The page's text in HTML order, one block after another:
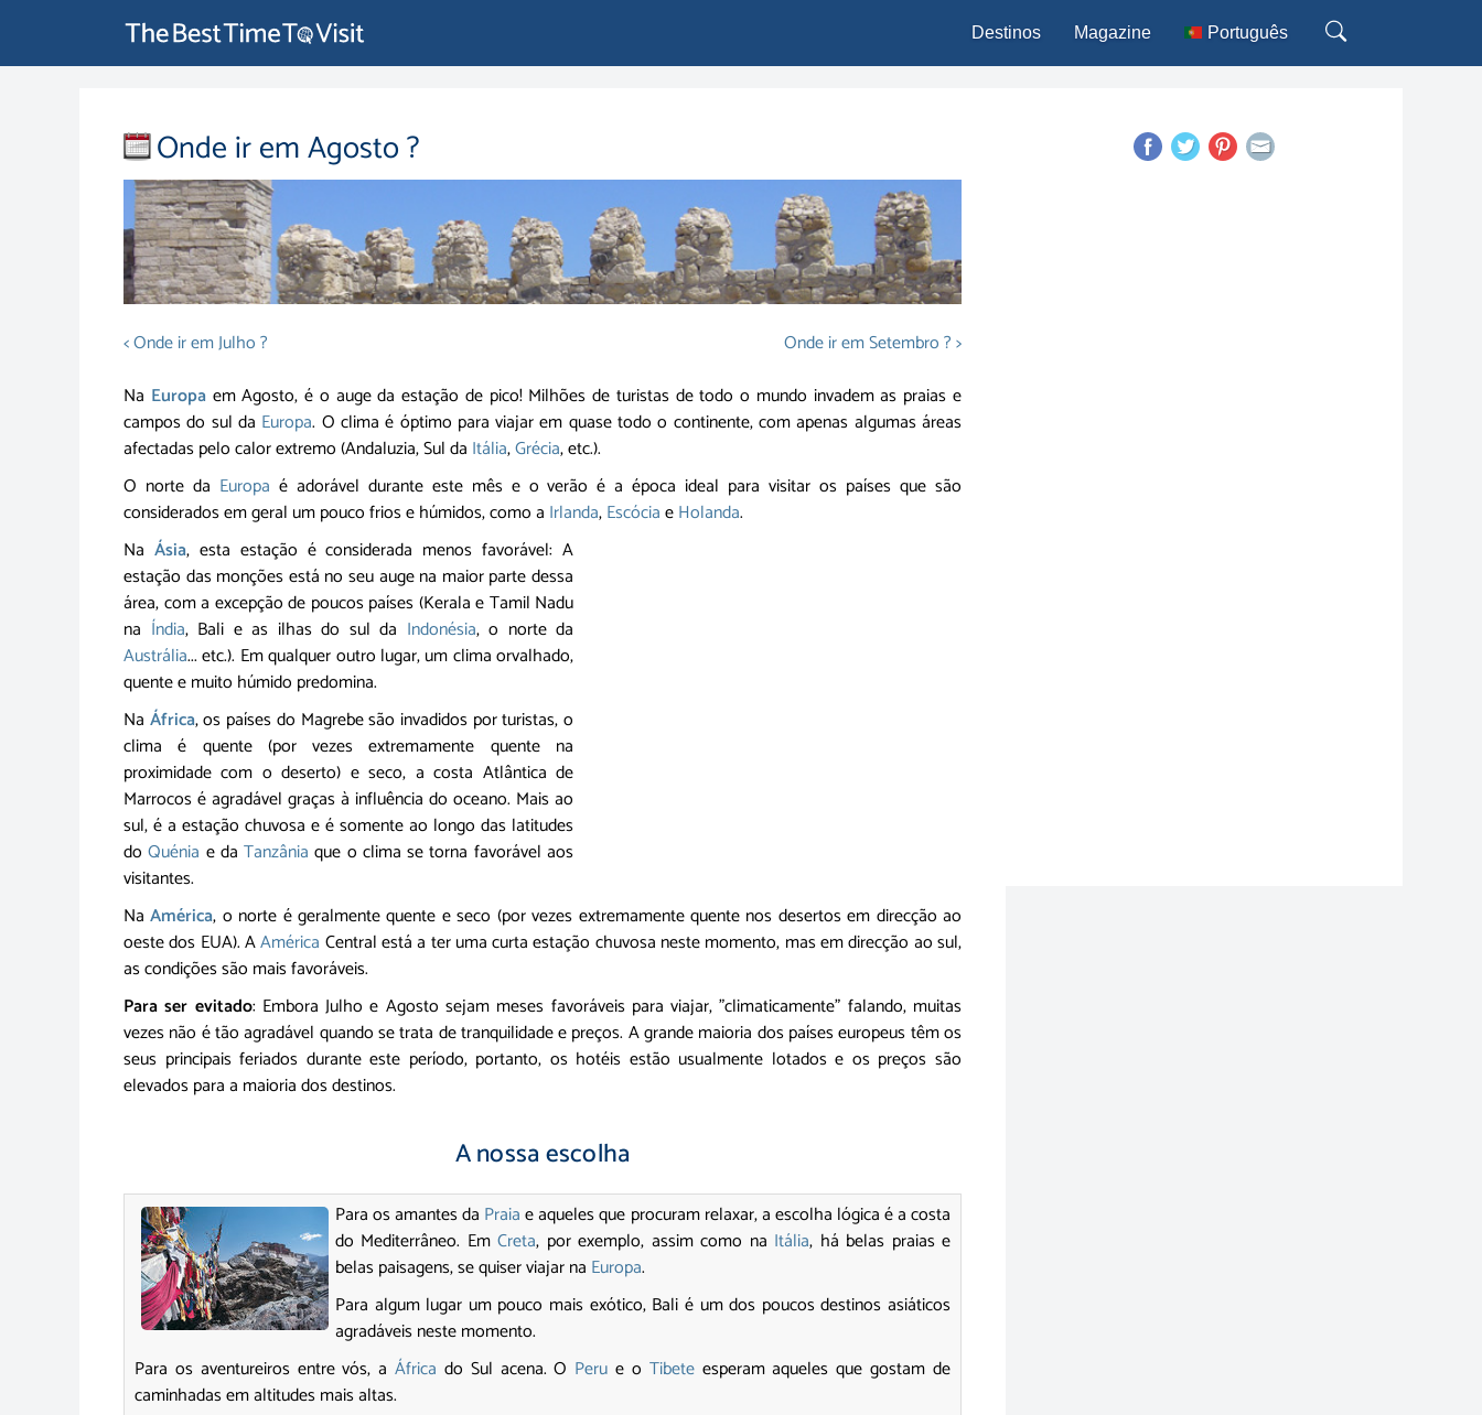
Destinos Magazine Português
Français
Onde ir em Agosto ?
< Onde ir em Julho ?
Onde ir em Setembro ? >
Na Europa em Agosto, é o auge da estação de pico! Milhões de turistas de todo o mundo invadem as praias e
campos do sul da Europa. O clima é óptimo para viajar em quase todo o continente, com apenas algumas áreas
afectadas pelo calor extremo (Andaluzia, Sul da Itália,Grécia, etc.).
O norte da Europa é adorável durante este mês e o verão é a época ideal para visitar os países que são
considerados em geral um pouco frios e húmidos, como a Irlanda,EscóciaeHolanda.
Na Ásia, esta estação é considerada menos favorável: A
estação das monções está no seu auge na maior parte dessa
área, com a excepção de poucos países (Kerala e Tamil Nadu
na Índia, Bali e as ilhas do sul da Indonésia, o norte da
Austrália... etc.). Em qualquer outro lugar, um clima orvalhado,
quente e muito húmido predomina.
Na África, os países do Magrebe são invadidos por turistas, o
clima é quente (por vezes extremamente quente na
proximidade com o deserto) e seco, a costa Atlântica de
Marrocos é agradável graças à influência do oceano. Mais ao
sul, é a estação chuvosa e é somente ao longo das latitudes
doQuénia e daTanzânia que o clima se torna favorável aos
visitantes.
NaAmérica, o norte é geralmente quente e seco (por vezes extremamente quente nos desertos em direcção ao
oeste dos EUA). AAmérica Central está a ter uma curta estação chuvosa neste momento, mas em direcção ao sul,
as condições são mais favoráveis.
Para ser evitado: Embora Julho e Agosto sejam meses favoráveis para viajar, "climaticamente" falando, muitas
vezes não é tão agradável quando se trata de tranquilidade e preços. A grande maioria dos países europeus têm os
seus principais feriados durante este período, portanto, os hotéis estão usualmente lotados e os preços são
elevados para a maioria dos destinos.
A nossa escolha
Para os amantes da Praiae aqueles que procuram relaxar, a escolha lógica é a costa
do Mediterrâneo. EmCreta, por exemplo, assim como na Itália, há belas praias e
belas paisagens, se quiser viajar na Europa.
Para algum lugar um pouco mais exótico, Bali é um dos poucos destinos asiáticos
agradáveis neste momento.
Para os aventureiros entre vós, aÁfrica do Sul acena. O Peru e o Tibeteesperam aqueles que gostam de
caminhadas em altitudes mais altas.